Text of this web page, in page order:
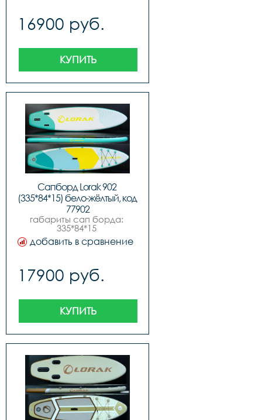
кг,комплектация:,sup
доска,ручной насос
давления,алюминиевое
весло,3
плавника,спиральный
страховочный лиш,рюкзак-
сумка для
переноски,ремкомплект,
16900 руб.
КУПИТЬ
Сапборд Lorak 902
(335*84*15) бело-жёлтый, код
77902
габариты сап борда:
335*84*15
см,максимальное
давление 15psi 1
кг,комплектация:,sup
доска,ручной насос
давления,алюминиевое
весло,3
плавника,спиральный
страховочный лиш,рюкзак-
сумка для
переноски,ремкомплект,
добавить в сравнение
17900 руб.
КУПИТЬ